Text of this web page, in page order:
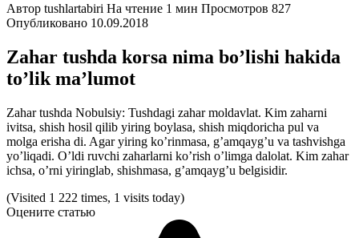
Автор tushlartabiri На чтение 1 мин Просмотров 827
Опубликовано 10.09.2018
Zahar tushda korsa nima bo’lishi hakida
to’lik ma’lumot
Zahar tushda Nobulsiy: Tushdagi zahar moldavlat. Kim zaharni
ivitsa, shish hosil qilib yiring boylasa, shish miqdoricha pul va
molga erisha di. Agar yiring ko’rinmasa, g’amqayg’u va tashvishga
yo’liqadi. O’ldi ruvchi zaharlarni ko’rish o’limga dalolat. Kim zahar
ichsa, o’rni yiringlab, shishmasa, g’amqayg’u belgisidir.
(Visited 1 222 times, 1 visits today)
Оцените статью